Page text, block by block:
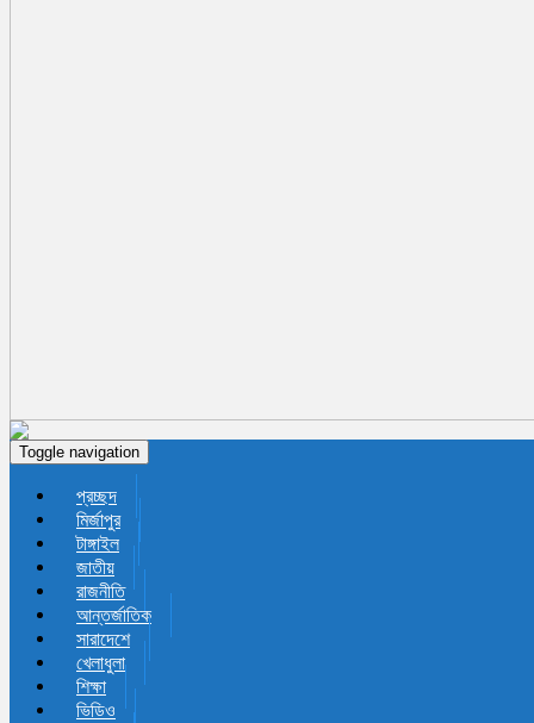
Toggle navigation
প্রচ্ছদ
মির্জাপুর
টাঙ্গাইল
জাতীয়
রাজনীতি
আন্তর্জাতিক
সারাদেশে
খেলাধুলা
শিক্ষা
ভিডিও